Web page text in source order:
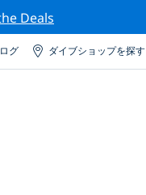
Deals
グ ダイブショップを探す